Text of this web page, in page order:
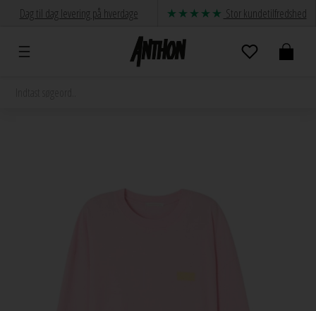
Dag til dag levering på hverdage Stor kundetilfredshed